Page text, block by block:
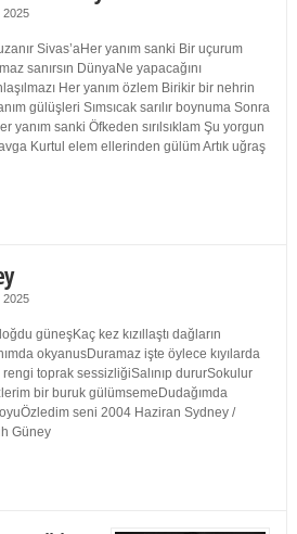
2025
Sivas’aHer yanım sanki Bir uçurum
sanırsın DünyaNe yapacağını
Her yanım özlem Birikir bir nehrin
gülüşleri Sımsıcak sarılır boynuma Sonra
yanım sanki Öfkeden sırılsıklam Şu yorgun
Kurtul elem ellerinden gülüm Artık uğraş
2025
güneşKaç kez kızıllaştı dağların
okyanusDuramaz işte öylece kıyılarda
rengi toprak sessizliğiSalınıp dururSokulur
bir buruk gülümsemeDudağımda
seni 2004 Haziran Sydney /
Güney